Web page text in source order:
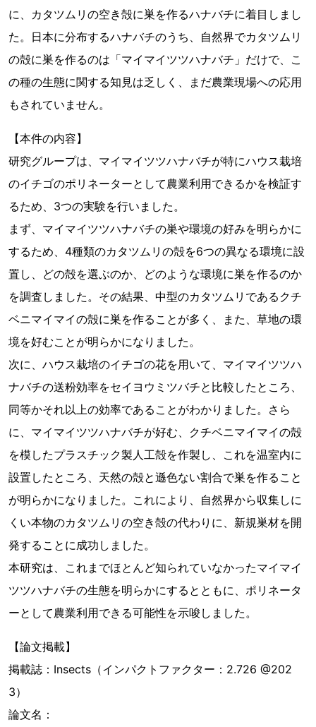
に、カタツムリの空き殻に巣を作るハナバチに着目しまし
た。日本に分布するハナバチのうち、自然界でカタツムリ
の殻に巣を作るのは「マイマイツツハナバチ」だけで、こ
の種の生態に関する知見は乏しく、まだ農業現場への応用
もされていません。
【本件の内容】
研究グループは、マイマイツツハナバチが特にハウス栽培
のイチゴのポリネーターとして農業利用できるかを検証す
るため、3つの実験を行いました。
まず、マイマイツツハナバチの巣や環境の好みを明らかに
するため、4種類のカタツムリの殻を6つの異なる環境に設
置し、どの殻を選ぶのか、どのような環境に巣を作るのか
を調査しました。その結果、中型のカタツムリであるクチ
ベニマイマイの殻に巣を作ることが多く、また、草地の環
境を好むことが明らかになりました。
次に、ハウス栽培のイチゴの花を用いて、マイマイツツハ
ナバチの送粉効率をセイヨウミツバチと比較したところ、
同等かそれ以上の効率であることがわかりました。さら
に、マイマイツツハナバチが好む、クチベニマイマイの殻
を模したプラスチック製人工殻を作製し、これを温室内に
設置したところ、天然の殻と遜色ない割合で巣を作ること
が明らかになりました。これにより、自然界から収集しに
くい本物のカタツムリの空き殻の代わりに、新規巣材を開
発することに成功しました。
本研究は、これまでほとんど知られていなかったマイマイ
ツツハナバチの生態を明らかにするとともに、ポリネータ
ーとして農業利用できる可能性を示唆しました。
【論文掲載】
掲載誌：Insects（インパクトファクター：2.726 @202
3）
論文名：